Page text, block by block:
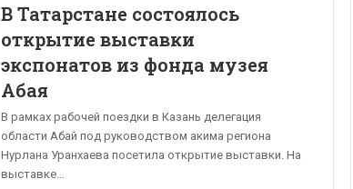
В Татарстане состоялось
открытие выставки
экспонатов из фонда музея
Абая
В рамках рабочей поездки в Казань делегация
области Абай под руководством акима региона
Нурлана Уранхаева посетила открытие выставки. На
выставке…